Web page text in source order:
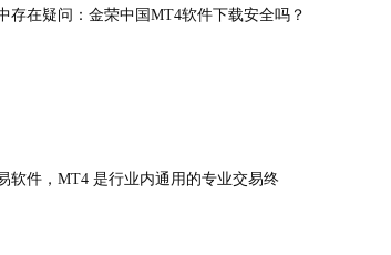
在疑问：金荣中国MT4软件下载安全吗？
件，MT4 是行业内通用的专业交易终